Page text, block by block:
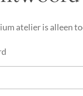
atelier is alleen